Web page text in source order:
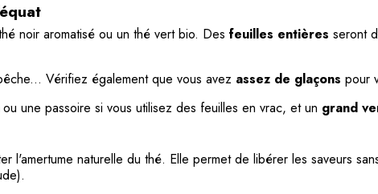
noir aromatisé ou un thé vert bio. Des feuilles entières seront
Vérifiez également que vous avez assez de glaçons pour
une passoire si vous utilisez des feuilles en vrac, et un grand
l'amertume naturelle du thé. Elle permet de libérer les saveurs